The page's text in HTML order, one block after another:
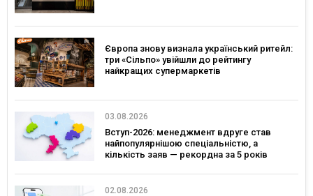
Європа знову визнала український ритейл:
три «Сільпо» увійшли до рейтингу
найкращих супермаркетів
03.08.2026
Вступ-2026: менеджмент вдруге став
найпопулярнішою спеціальністю, а
кількість заяв — рекордна за 5 років
02.08.2026